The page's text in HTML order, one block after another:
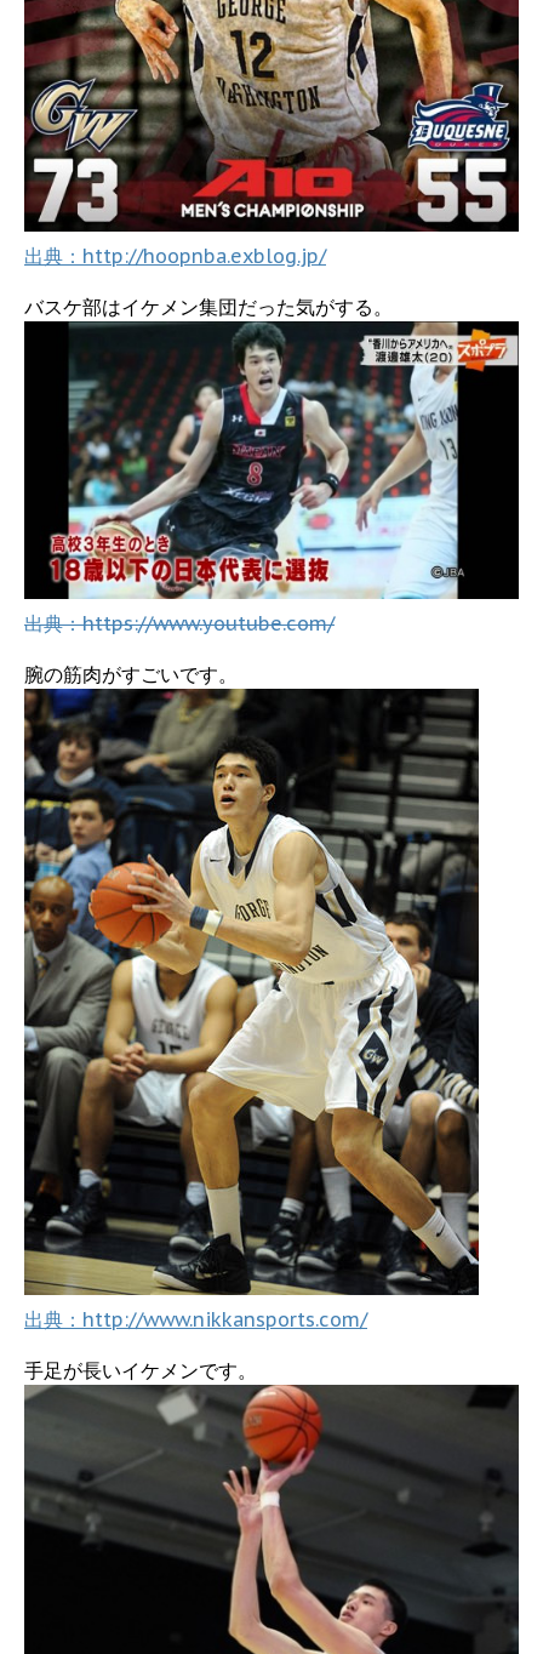
出典：http://hoopnba.exblog.jp/
バスケ部はイケメン集団だった気がする。
出典：https://www.youtube.com/
腕の筋肉がすごいです。
出典：http://www.nikkansports.com/
手足が長いイケメンです。